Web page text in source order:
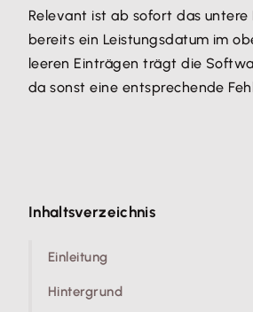
Relevant ist ab sofort das
bereits ein Leistungsdatum im
leeren Einträgen trägt die
da sonst eine entsprechende
Inhaltsverzeichnis
Einleitung
Hintergrund